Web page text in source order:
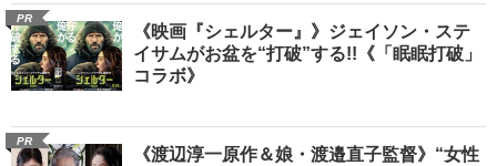
PR
《映画『シェルター』》ジェイソン・ステ
イサムがお盆を“打破”する!!《「眠眠打破」
コラボ》
PR
《渡辺淳一原作＆娘・渡邉直子監督》“女性